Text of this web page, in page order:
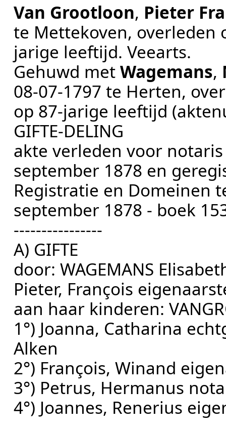
Van Grootloon, Pieter
te Mettekoven, overleden
jarige leeftijd.Veearts.
Gehuwd metWagemans,
08‑07‑1797 te Herten,
op 87-jarige leeftijd
GIFTE-DELING
akte verleden voor
september 1878 en
Registratie en Domeinen
september 1878 - boek
----------------
A) GIFTE
door: WAGEMANS
Pieter, François
aan haar kinderen:
1°) Joanna, Catharina
Alken
2°) François, Winand
3°) Petrus, Hermanus
4°) Joannes, Renerius